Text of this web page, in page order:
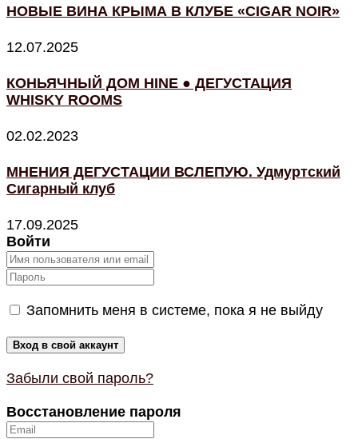
НОВЫЕ ВИНА КРЫМА В КЛУБЕ «CIGAR NOIR»
12.07.2025
КОНЬЯЧНЫЙ ДОМ HINE ● ДЕГУСТАЦИЯ
WHISKY ROOMS
02.02.2023
МНЕНИЯ ДЕГУСТАЦИИ ВСЛЕПУЮ. Удмуртский
Сигарный клуб
17.09.2025
Войти
Запомнить меня в системе, пока я не выйду
Забыли свой пароль?
Восстановление пароля